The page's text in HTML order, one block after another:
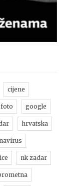
cijene
foto google
hrvatska
nk zadar